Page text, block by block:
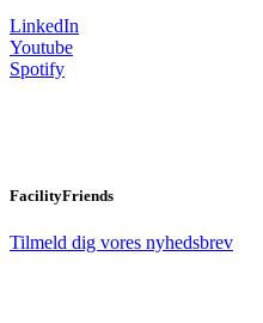
LinkedIn
Youtube
Spotify
FacilityFriends
Tilmeld dig vores nyhedsbrev